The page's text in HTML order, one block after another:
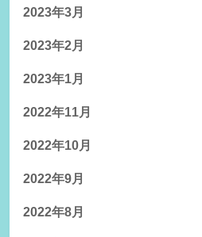
2023年3月
2023年2月
2023年1月
2022年11月
2022年10月
2022年9月
2022年8月